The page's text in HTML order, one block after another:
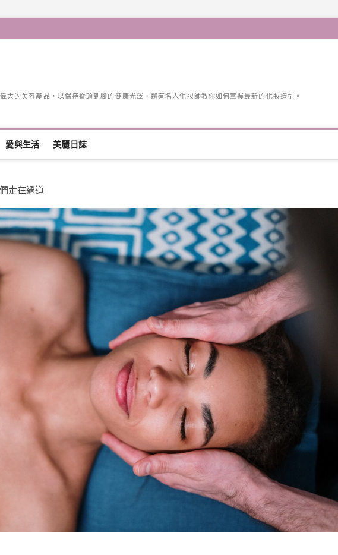
大的美容產品，以保持從頭到腳的健康光澤，還有名人化妝師教你如何掌握最新的化妝造型。
愛與生活 美麗日誌
走在過道